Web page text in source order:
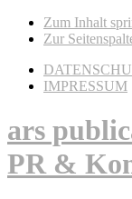
Zum Inhalt
Zur
IMPRESSUM
ars
PR &